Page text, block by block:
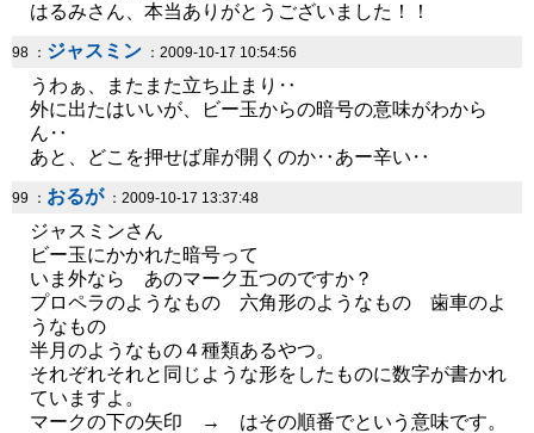
はるみさん、本当ありがとうございました！！
98 ： ジャスミン ：2009-10-17 10:54:56
うわぁ、またまた立ち止まり‥
外に出たはいいが、ビー玉からの暗号の意味がわから
ん‥
あと、どこを押せば扉が開くのか‥あー辛い‥
99 ： おるが：2009-10-17 13:37:48
ジャスミンさん
ビー玉にかかれた暗号って
いま外なら あのマーク五つのですか？
プロペラのようなもの 六角形のようなもの 歯車のよ
うなもの
半月のようなもの４種類あるやつ。
それぞれそれと同じような形をしたものに数字が書かれ
ていますよ。
マークの下の矢印 → はその順番でという意味です。